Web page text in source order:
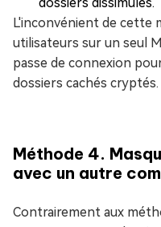
L'inconvénient de cette
utilisateurs sur un seul
passe de connexion
dossiers cachés cryptés.
Méthode 4.
avec un autre
Contrairement aux